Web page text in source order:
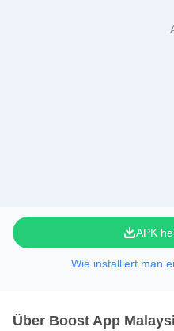
APK
Wie installiert man
Über Boost App